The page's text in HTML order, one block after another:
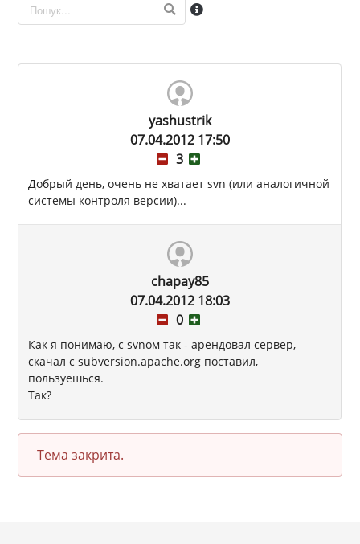
yashustrik
07.04.2012 17:50
3
Добрый день, очень не хватает svn (или аналогичной
системы контроля версии)...
chapay85
07.04.2012 18:03
0
Как я понимаю, с svnом так - арендовал сервер,
скачал с subversion.apache.org поставил,
пользуешься.
Так?
Тема закрита.